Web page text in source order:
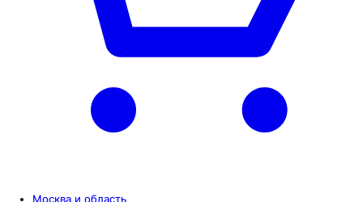
Москва и область